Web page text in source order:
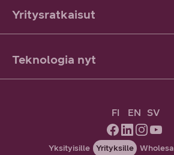
Yritysratkaisut
Teknologia nyt
FI EN SV
Yksityisille Yrityksille